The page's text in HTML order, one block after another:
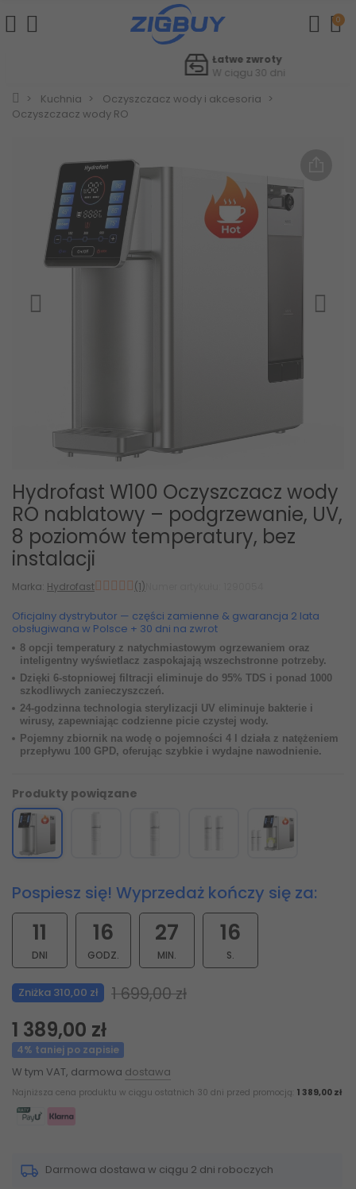
0
Łatwe zwroty
W ciągu 30 dni
Kuchnia
Oczyszczacz wody i akcesoria
Oczyszczacz wody RO
Hydrofast W100 Oczyszczacz wody
RO nablatowy – podgrzewanie, UV,
8 poziomów temperatury, bez
instalacji
Marka: Hydrofast (1)
Oficjalny dystrybutor — części zamienne & gwarancja 2 lata
obsługiwana w Polsce + 30 dni na zwrot
8 opcji temperatury z natychmiastowym ogrzewaniem oraz
inteligentny wyświetlacz zaspokajają wszechstronne potrzeby.
Dzięki 6-stopniowej filtracji eliminuje do 95% TDS i ponad 1000
szkodliwych zanieczyszczeń.
24-godzinna technologia sterylizacji UV eliminuje bakterie i
wirusy, zapewniając codzienne picie czystej wody.
Pojemny zbiornik na wodę o pojemności 4 l działa z natężeniem
przepływu 100 GPD, oferując szybkie i wydajne nawodnienie.
Produkty powiązane
Pospiesz się! Wyprzedaż kończy się za:
11
DNI
16
GODZ.
27
MIN.
15
S.
Zniżka 310,00 zł 1 699,00 zł
1 389,00 zł
4% taniej po zapisie
W tym VAT, darmowa dostawa
Najniższa cena produktu w ciągu ostatnich 30 dni przed promocją: 1 389,00 zł
Darmowa dostawa w ciągu 2 dni roboczych